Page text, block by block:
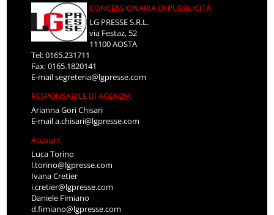
CONCESSIONARIA DI PUBBLICITÀ
LG PRESSE S.R.L.
via Festaz, 52
11100 AOSTA
Tel: 0165.231711
Fax: 0165.1820141
E-mailsegreteria@lgpresse.com
RESPONSABILE DI AGENZIA
Arianna Gori Chisari
E-maila.chisari@lgpresse.com
Account
Luca Torino
l.torino@lgpresse.com
Ivana Cretier
i.cretier@lgpresse.com
Daniele Fimiano
d.fimiano@lgpresse.com